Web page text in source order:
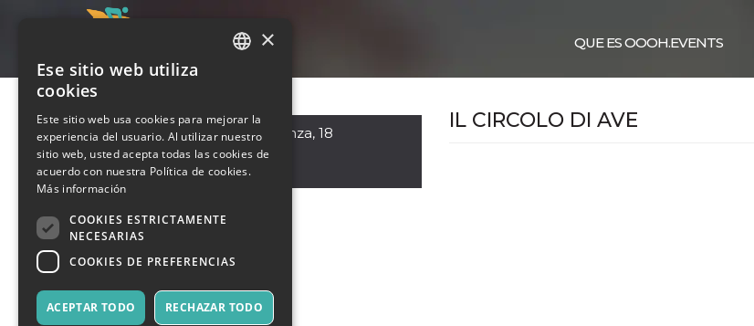
QUE ES OOOH.EVENTS
Fermo ,Via della Sapienza, 18
63900
Italia
IL CIRCOLO DI AVE
SPANISH
×
Ese sitio web utiliza
cookies
Este sitio web usa cookies para mejorar la
experiencia del usuario. Al utilizar nuestro
sitio web, usted acepta todas las cookies de
acuerdo con nuestra Política de cookies.
Más información
COOKIES ESTRICTAMENTE
NECESARIAS
COOKIES DE PREFERENCIAS
ACEPTAR TODO RECHAZAR TODO